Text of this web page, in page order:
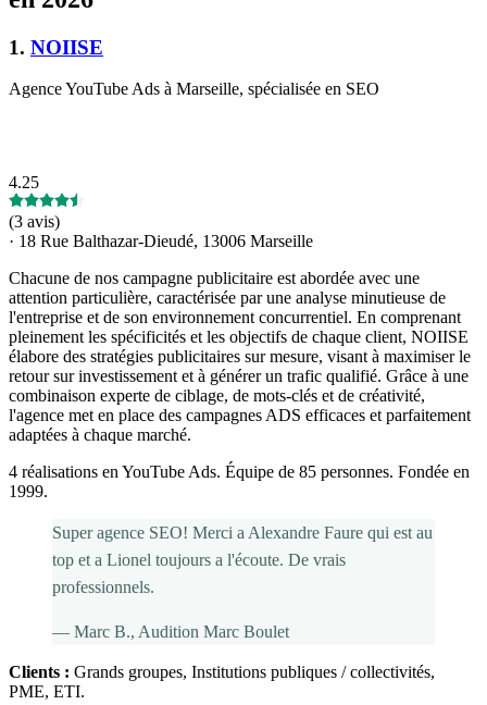
1. NOIISE
Agence YouTube Ads à Marseille, spécialisée en SEO
4.25
(3 avis)
· 18 Rue Balthazar-Dieudé, 13006 Marseille
Chacune de nos campagne publicitaire est abordée avec une
attention particulière, caractérisée par une analyse minutieuse de
l'entreprise et de son environnement concurrentiel. En comprenant
pleinement les spécificités et les objectifs de chaque client, NOIISE
élabore des stratégies publicitaires sur mesure, visant à maximiser le
retour sur investissement et à générer un trafic qualifié. Grâce à une
combinaison experte de ciblage, de mots-clés et de créativité,
l'agence met en place des campagnes ADS efficaces et parfaitement
adaptées à chaque marché.
4 réalisations en YouTube Ads. Équipe de 85 personnes. Fondée en
1999.
Super agence SEO! Merci a Alexandre Faure qui est au
top et a Lionel toujours a l'écoute. De vrais
professionnels.
— Marc B., Audition Marc Boulet
Clients : Grands groupes, Institutions publiques / collectivités,
PME, ETI.